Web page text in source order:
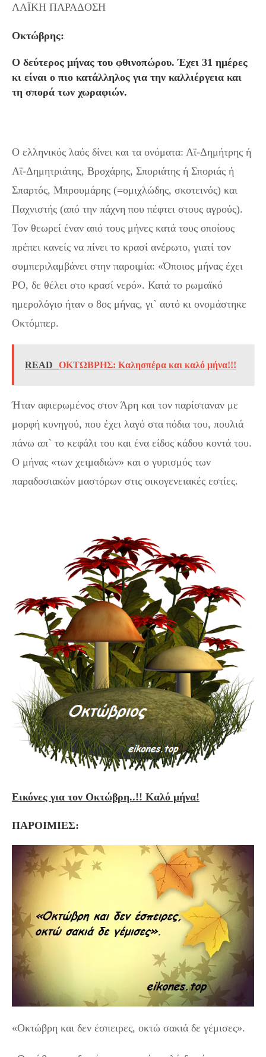
ΛΑΪΚΗ ΠΑΡΑΔΟΣΗ
Οκτώβρης:
Ο δεύτερος μήνας του φθινοπώρου. Έχει 31 ημέρες
κι είναι ο πιο κατάλληλος για την καλλιέργεια και
τη σπορά των χωραφιών.
Ο ελληνικός λαός δίνει και τα ονόματα: Αϊ-Δημήτρης ή
Αϊ-Δημητριάτης, Βροχάρης, Σποριάτης ή Σποριάς ή
Σπαρτός, Μπρουμάρης (=ομιχλώδης, σκοτεινός) και
Παχνιστής (από την πάχνη που πέφτει στους αγρούς).
Τον θεωρεί έναν από τους μήνες κατά τους οποίους
πρέπει κανείς να πίνει το κρασί ανέρωτο, γιατί τον
συμπεριλαμβάνει στην παροιμία: «Όποιος μήνας έχει
ΡΟ, δε θέλει στο κρασί νερό». Κατά το ρωμαϊκό
ημερολόγιο ήταν ο 8ος μήνας, γι` αυτό κι ονομάστηκε
Οκτόμπερ.
READ ΟΚΤΩΒΡΗΣ: Καλησπέρα και καλό μήνα!!!
Ήταν αφιερωμένος στον Άρη και τον παρίσταναν με
μορφή κυνηγού, που έχει λαγό στα πόδια του, πουλιά
πάνω απ` το κεφάλι του και ένα είδος κάδου κοντά του.
Ο μήνας «των χειμαδιών» και ο γυρισμός των
παραδοσιακών μαστόρων στις οικογενειακές εστίες.
Εικόνες για τον Οκτώβρη..!! Καλό μήνα!
ΠΑΡΟΙΜΙΕΣ:
«Οκτώβρη και δεν έσπειρες, οκτώ σακιά δε γέμισες».